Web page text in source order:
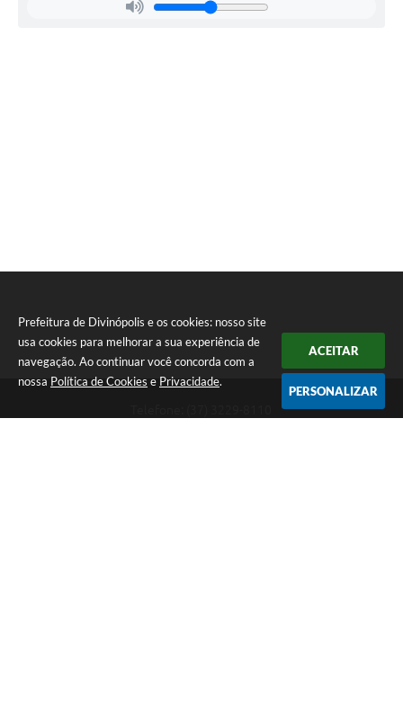
Prefeitura de Divinópolis e os cookies: nosso site
usa cookies para melhorar a sua experiência de
navegação. Ao continuar você concorda com a
nossa Política de Cookies e Privacidade.
ACEITAR
PERSONALIZAR